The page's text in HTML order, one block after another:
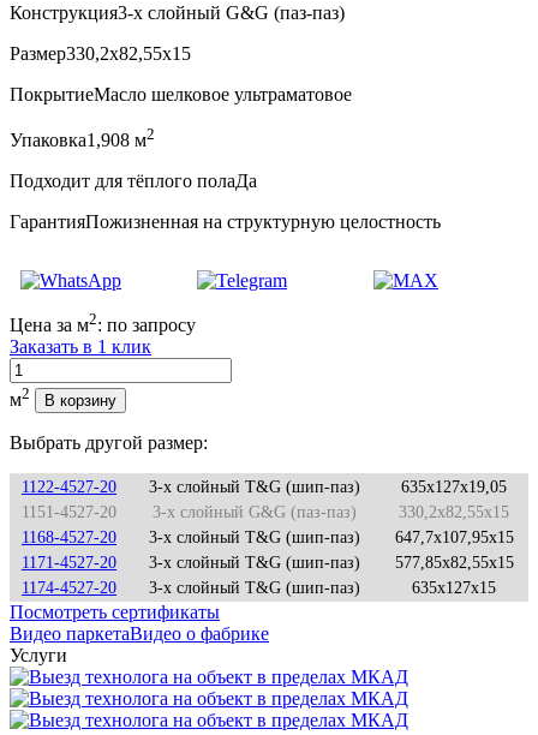
Конструкция3-х слойный G&G (паз-паз)
Размер330,2x82,55x15
ПокрытиеМасло шелковое ультраматовое
Упаковка1,908 м2
Подходит для тёплого полаДа
ГарантияПожизненная на структурную целостность
Цена за м2: по запросу
Заказать в 1 клик
Количество
м2 В корзину
Выбрать другой размер:
1122-4527-20 3-х слойный T&G (шип-паз)
635x127x19,05
1151-4527-20
3-х слойный G&G (паз-паз)
330,2x82,55x15
1168-4527-20
3-х слойный T&G (шип-паз)
647,7x107,95x15
1171-4527-20
3-х слойный T&G (шип-паз)
577,85x82,55x15
1174-4527-20
3-х слойный T&G (шип-паз) 635x127x15
Посмотреть сертификаты
Видео паркетаВидео о фабрике
Услуги